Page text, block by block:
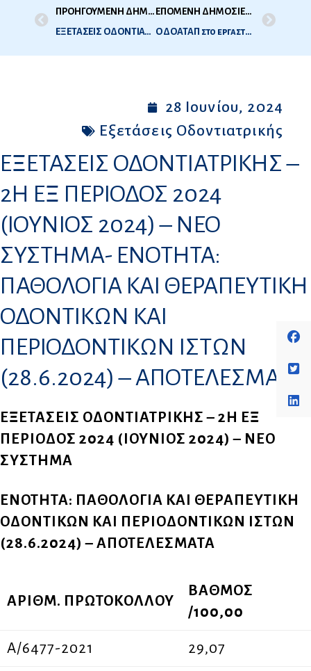
ΠΡΟΗΓΟΥΜΕΝΗ ΔΗΜΟΣΙΕΥΣΗ
ΕΞΕΤΑΣΕΙΣ ΟΔΟΝΤΙΑΤΡΙΚΗΣ – 2Η ΕΞ ΠΕΡΙΟΔΟΣ 2024 (ΙΟΥΝΙΟΣ 2024) – ΝΕΟ ΣΥΣΤΗΜΑ- ΕΝΟΤΗΤΑ: ΠΑΘΟΛΟΓΙΑ ΚΑΙ ΧΕΙΡΟΥΡΓΙΚΗ ΣΤΟΜΑΤΟΣ (27.6.2024) – ΑΠΟΤΕΛΕΣΜΑΤΑ
ΕΠΟΜΕΝΗ ΔΗΜΟΣΙΕΥΣΗ
Ο ΔΟΑΤΑΠ στο εργαστήριο “Προσόντα, πρόσφυγες και αναγνώριση” στο πλαίσιο της 31ης ετήσιας συνάντησης των ENIC-NARIC
28 Ιουνίου, 2024
Εξετάσεις Οδοντιατρικής
ΕΞΕΤΑΣΕΙΣ ΟΔΟΝΤΙΑΤΡΙΚΗΣ –
2Η ΕΞ ΠΕΡΙΟΔΟΣ 2024
(ΙΟΥΝΙΟΣ 2024) – ΝΕΟ
ΣΥΣΤΗΜΑ- ΕΝΟΤΗΤΑ:
ΠΑΘΟΛΟΓΙΑ ΚΑΙ ΘΕΡΑΠΕΥΤΙΚΗ
ΟΔΟΝΤΙΚΩΝ ΚΑΙ
ΠΕΡΙΟΔΟΝΤΙΚΩΝ ΙΣΤΩΝ
(28.6.2024) – ΑΠΟΤΕΛΕΣΜΑΤΑ
ΕΞΕΤΑΣΕΙΣ ΟΔΟΝΤΙΑΤΡΙΚΗΣ – 2Η ΕΞ
ΠΕΡΙΟΔΟΣ 2024 (ΙΟΥΝΙΟΣ 2024) – ΝΕΟ
ΣΥΣΤΗΜΑ
ΕΝΟΤΗΤΑ: ΠΑΘΟΛΟΓΙΑ ΚΑΙ ΘΕΡΑΠΕΥΤΙΚΗ
ΟΔΟΝΤΙΚΩΝ ΚΑΙ ΠΕΡΙΟΔΟΝΤΙΚΩΝ ΙΣΤΩΝ
(28.6.2024) – ΑΠΟΤΕΛΕΣΜΑΤΑ
ΑΡΙΘΜ. ΠΡΩΤΟΚΟΛΛΟΥ
ΒΑΘΜΟΣ
/100,00
A/6477-2021 29,07